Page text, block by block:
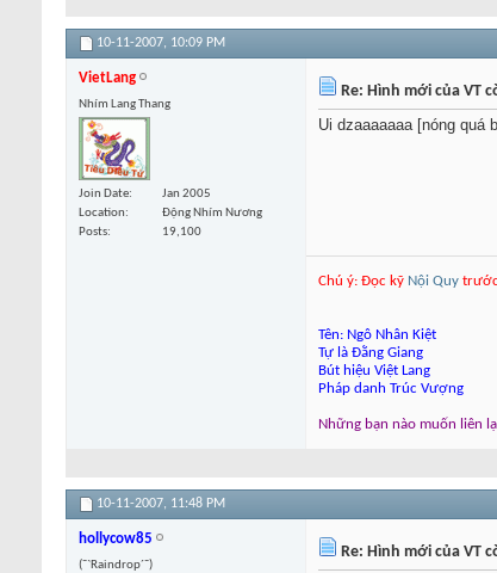
10-11-2007, 10:09 PM
VietLang
Nhím Lang Thang
Join Date
Jan 2005
Location
Động Nhím Nương
Posts
19,100
Re: Hình mới của VT
Ui dzaaaaaaa [nóng quá
Chú ý: Đọc kỹ Nội Quy
Tên: Ngô Nhân Kiệt
Tự là Đằng Giang
Bút hiệu Việt Lang
Pháp danh Trúc Vượng
Những bạn nào muốn liên
10-11-2007, 11:48 PM
hollycow85
(¯`Raindrop´¯)
Re: Hình mới của VT